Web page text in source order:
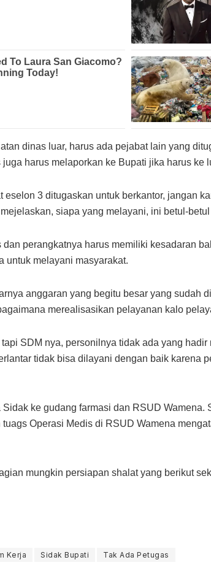
dinas luar, harus ada pejabat lain yang
harus melaporkan ke Bupati jika harus ke
eselon 3 ditugaskan untuk berkantor, jangan
siapa yang melayani, ini betul-betul
perangkatnya harus memiliki kesadaran
untuk melayani masyarakat.
anggaran yang begitu besar yang sudah
merealisasikan pelayanan kalo
SDM nya, personilnya tidak ada yang
tidak bisa dilayani dengan baik karena
ke gudang farmasi dan RSUD
Operasi Medis di RSUD Wamena
mungkin persiapan shalat yang berikut
Kerja Sidak Bupati Tak Ada Petugas